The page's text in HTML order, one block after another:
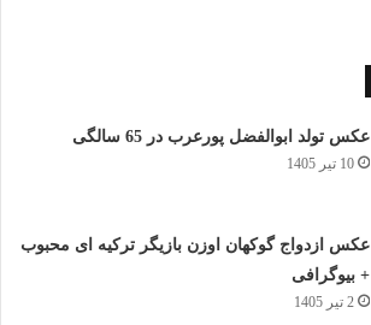
عکس تولد ابوالفضل پورعرب در 65 سالگی
10 تیر 1405
عکس ازدواج گوکهان اوزن بازیگر ترکیه ای محبوب
+ بیوگرافی
2 تیر 1405